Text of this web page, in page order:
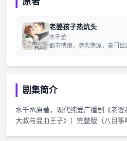
老婆孩子热炕头
水千丞
都市情缘，虐恋情深，豪门世
剧集简介
水千丞原著，现代纯爱广播剧《老
大叔与混血王子》）完整版（八目筝